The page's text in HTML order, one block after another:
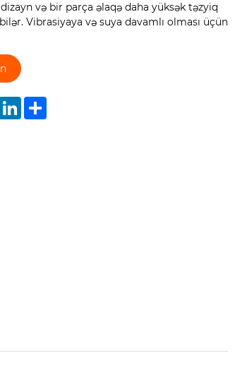
və bir parça əlaqə daha yüksək təzyiq
Vibrasiyaya və suya davamlı olması üçün
LinkedInShare